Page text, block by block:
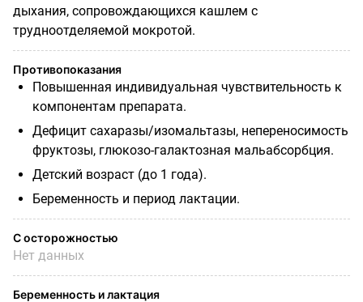
дыхания, сопровождающихся кашлем с
трудноотделяемой мокротой.
Противопоказания
Повышенная индивидуальная чувствительность к
компонентам препарата.
Дефицит сахаразы/изомальтазы, непереносимость
фруктозы, глюкозо-галактозная мальабсорбция.
Детский возраст (до 1 года).
Беременность и период лактации.
С осторожностью
Нет данных
Беременность и лактация